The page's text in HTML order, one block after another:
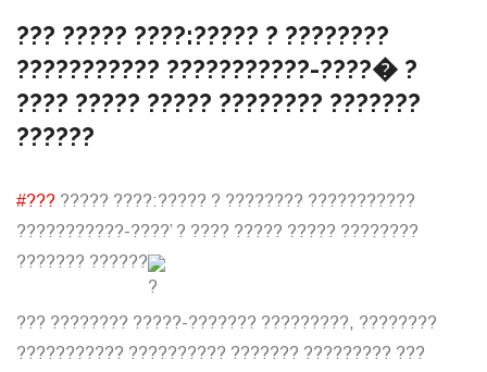
??? ????? ????:????? ? ????????
??????????? ???????????-????� ?
???? ????? ????? ???????? ???????
??????
#??? ????? ????:????? ? ???????? ???????????
???????????-????’ ? ???? ????? ????? ????????
??????? ??????
??? ???????? ?????-??????? ?????????, ????????
??????????? ?????????? ??????? ????????? ???